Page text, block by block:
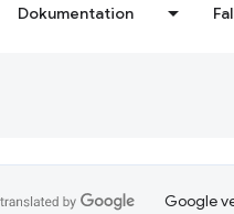
Dokumentation
Google